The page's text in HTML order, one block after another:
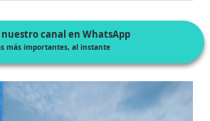
canal en WhatsApp
más importantes, al instante